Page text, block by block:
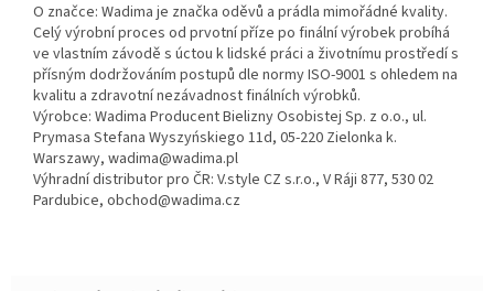
O značce: Wadima je značka oděvů a prádla mimořádné kvality.
Celý výrobní proces od prvotní příze po finální výrobek probíhá
ve vlastním závodě s úctou k lidské práci a životnímu prostředí s
přísným dodržováním postupů dle normy ISO-9001 s ohledem na
kvalitu a zdravotní nezávadnost finálních výrobků.
Výrobce: Wadima Producent Bielizny Osobistej Sp. z o.o., ul.
Prymasa Stefana Wyszyńskiego 11d, 05-220 Zielonka k.
Warszawy, wadima@wadima.pl
Výhradní distributor pro ČR: V.style CZ s.r.o., V Ráji 877, 530 02
Pardubice, obchod@wadima.cz